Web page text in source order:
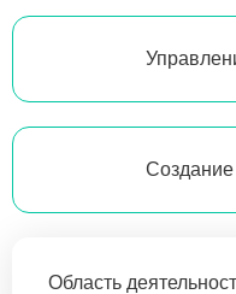
Создание
Область